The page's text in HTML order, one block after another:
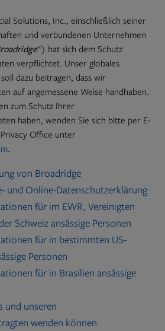
Solutions, Inc., einschließlich seiner
und verbundenen Unternehmen
“) hat sich dem Schutz
verpflichtet. Unser globales
dazu beitragen, dass wir
auf angemessene Weise handhaben.
zum Schutz Ihrer
haben, wenden Sie sich bitte per E-
Office unter
.
von Broadridge
und Online-Datenschutzerklärung
für im EWR, Vereinigten
Schweiz ansässige Personen
für in bestimmten US-
Personen
für in Brasilien ansässige
und unseren
wenden können